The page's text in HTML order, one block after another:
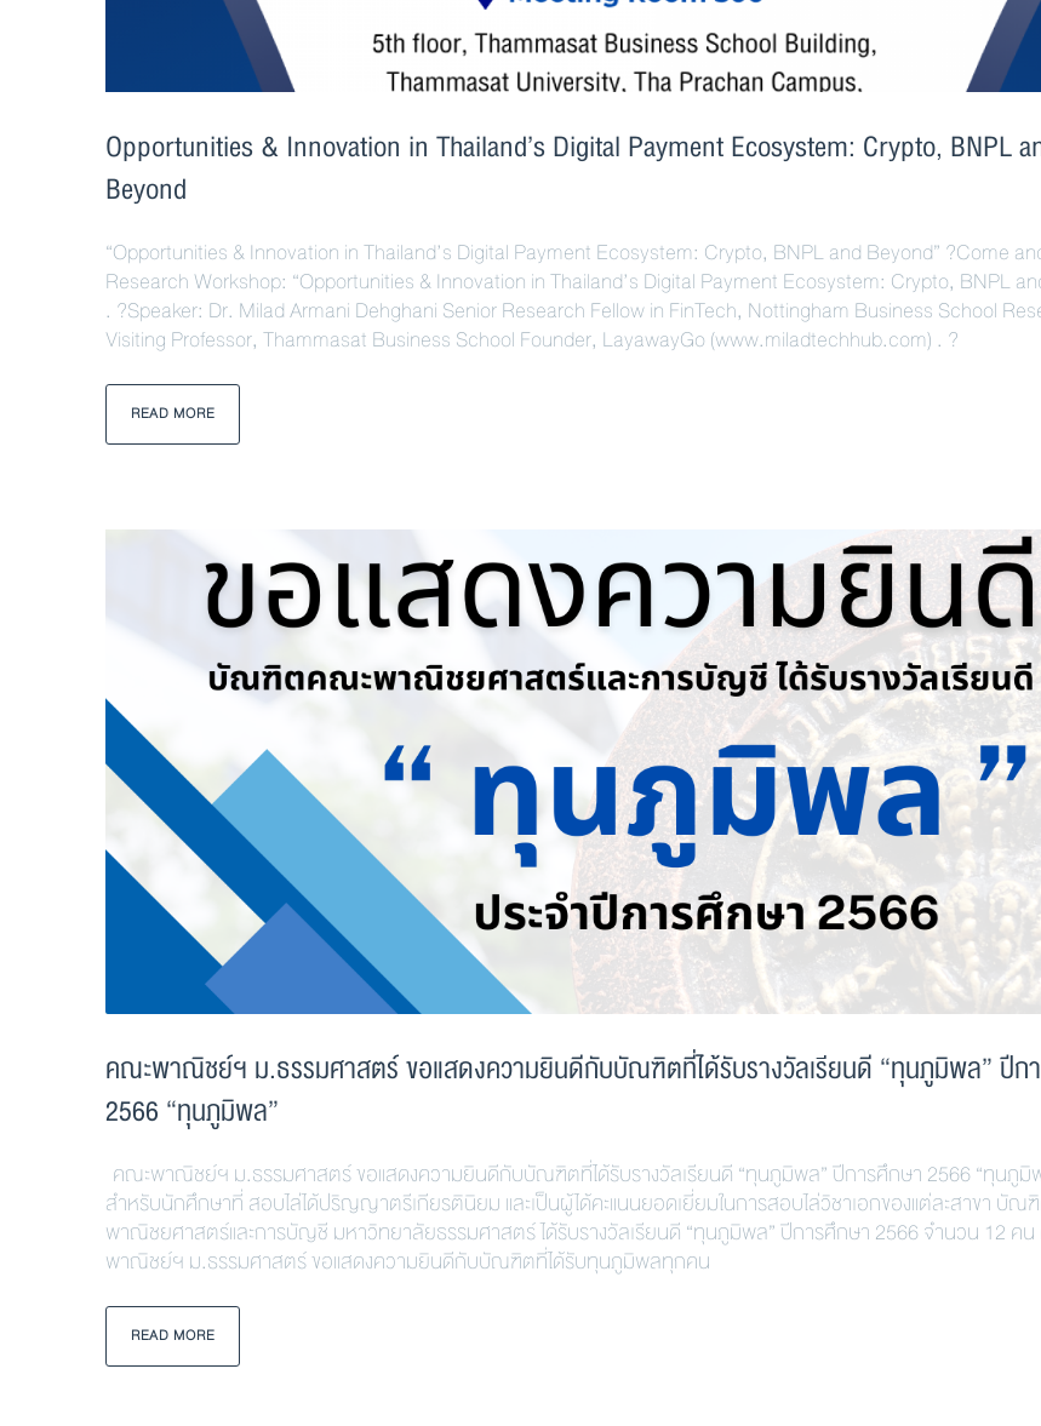
Opportunities & Innovation in Thailand’s Digital Payment Ecosystem: Crypto, BNPL
Beyond
“Opportunities & Innovation in Thailand’s Digital Payment Ecosystem: Crypto, BNPL and Beyond” ?Come
Research Workshop: “Opportunities & Innovation in Thailand’s Digital Payment Ecosystem: Crypto, BNPL
. ?Speaker: Dr. Milad Armani Dehghani Senior Research Fellow in FinTech, Nottingham Business School
Visiting Professor, Thammasat Business School Founder, LayawayGo (www.miladtechhub.com) . ?
READ MORE
คณะพาณิชย์ฯ ม.ธรรมศาสตร์ ขอแสดงความยินดีกับบัณฑิตที่ได้รับรางวัลเรียนดี “ทุนภูมิพล” ปีก
2566 “ทุนภูมิพล”
คณะพาณิชย์ฯ ม.ธรรมศาสตร์ ขอแสดงความยินดีกับบัณฑิตที่ได้รับรางวัลเรียนดี “ทุนภูมิพล” ปีการศึกษา 2566 “ทุนภูมิ
สำหรับนักศึกษาที่ สอบไล่ได้ปริญญาตรีเกียรตินิยม และเป็นผู้ได้คะแนนยอดเยี่ยมในการสอบไล่วิชาเอกของแต่ละสาขา บั
พาณิชยศาสตร์และการบัญชี มหาวิทยาลัยธรรมศาสตร์ ได้รับรางวัลเรียนดี “ทุนภูมิพล” ปีการศึกษา 2566 จำนวน 12 ค
พาณิชย์ฯ ม.ธรรมศาสตร์ ขอแสดงความยินดีกับบัณฑิตที่ได้รับทุนภูมิพลทุกคน
READ MORE